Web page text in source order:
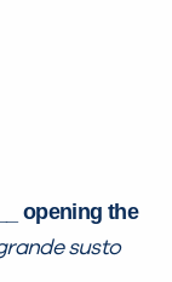
opening the
susto